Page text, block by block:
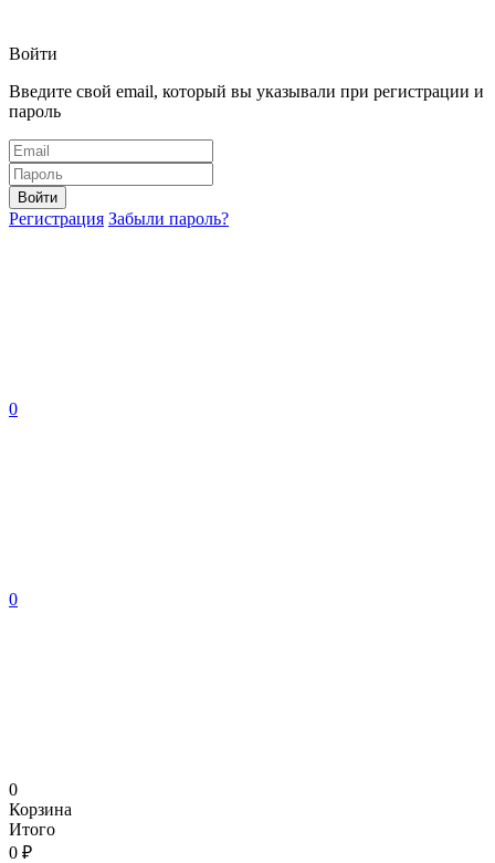
Войти
Введите свой email, который вы указывали при регистрации и
пароль
Войти
Регистрация Забыли пароль?
0
0
0
Корзина
Итого
0 ₽